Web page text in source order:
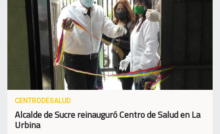
CENTRODESALUD
Alcalde de Sucre reinauguró Centro de Salud en La
Urbina